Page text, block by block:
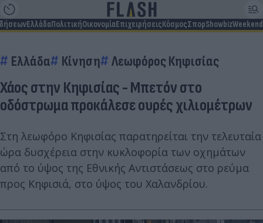
ΕλλάδαΠολιτικήΟικονομίαΕπιχειρήσειςΚόσμοςΣπορShowbizWeekend
Ελλάδα Κίνηση Λεωφόρος Κηφισίας
Χάος στην Κηφισίας - Μπετόν στο
οδόστρωμα προκάλεσε ουρές χιλιομέτρων
Στη λεωφόρο Κηφισίας παρατηρείται την τελευταία
ώρα δυσχέρεια στην κυκλοφορία των οχημάτων
από το ύψος της Εθνικής Αντιστάσεως στο ρεύμα
προς Κηφισιά, στο ύψος του Χαλανδρίου.